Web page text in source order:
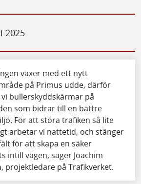
2025
växer med ett nytt
på Primus udde, därför
bullerskyddskärmar på
som bidrar till en bättre
För att störa trafiken så lite
arbetar vi nattetid, och stänger
för att skapa en säker
intill vägen, säger Joachim
projektledare på Trafikverket.